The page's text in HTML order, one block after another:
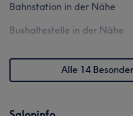
Bahnstation in der Nähe
Bushaltestelle in der Nähe
Alle 14